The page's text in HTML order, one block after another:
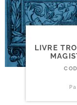
LIVRE